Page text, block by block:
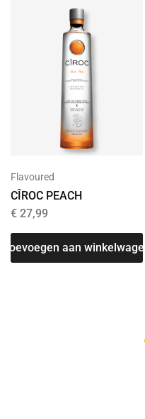
Flavoured
CÎROC PEACH
€ 27,99
Toevoegen aan winkelwagen